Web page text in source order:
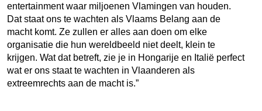
entertainment waar miljoenen Vlamingen van houden.
Dat staat ons te wachten als Vlaams Belang aan de
macht komt. Ze zullen er alles aan doen om elke
organisatie die hun wereldbeeld niet deelt, klein te
krijgen. Wat dat betreft, zie je in Hongarije en Italië perfect
wat er ons staat te wachten in Vlaanderen als
extreemrechts aan de macht is.”